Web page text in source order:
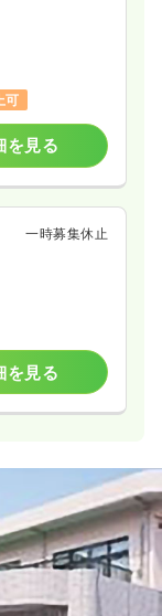
可
を見る
一時募集休止
を見る